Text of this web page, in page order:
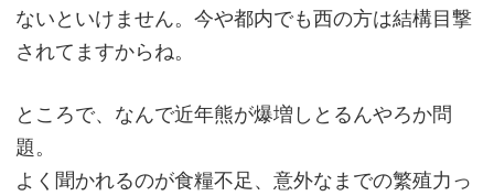
ないといけません。今や都内でも西の方は結構目撃
されてますからね。
ところで、なんで近年熊が爆増しとるんやろか問
題。
よく聞かれるのが食糧不足、意外なまでの繁殖力っ